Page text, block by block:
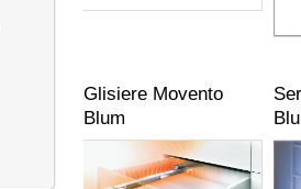
Glisiere Movento
Blum